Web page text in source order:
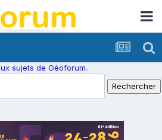
sujets de Géoforum.